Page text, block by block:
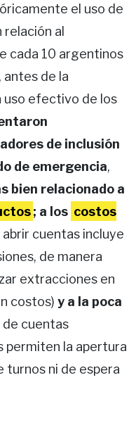
el uso de
al
cada 10 argentinos
antes de la
uso efectivo de los
de inclusión
de emergencia,
bien relacionado a
; a los costos
cuentas incluye
de manera
extracciones en
costos) y a la poca
de cuentas
permiten la apertura
turnos ni de espera